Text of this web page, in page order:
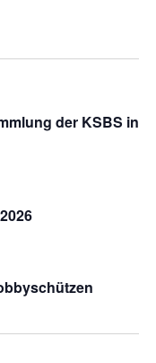
der KSBS in